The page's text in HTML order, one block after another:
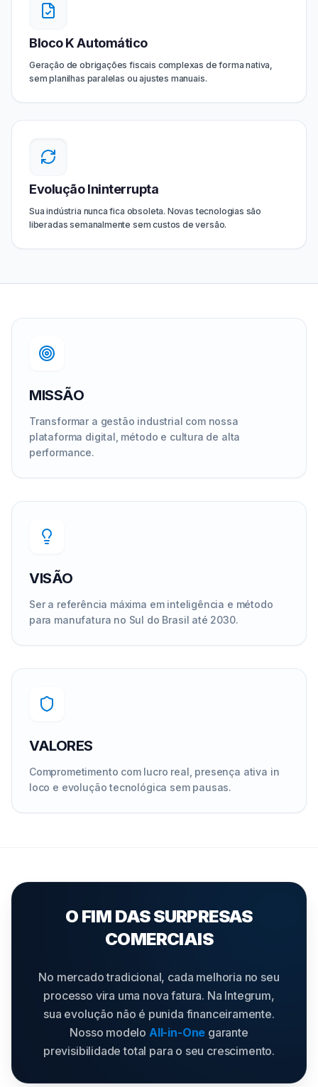
Bloco K Automático
Geração de obrigações fiscais complexas de forma nativa,
sem planilhas paralelas ou ajustes manuais.
Evolução Ininterrupta
Sua indústria nunca fica obsoleta. Novas tecnologias são
liberadas semanalmente sem custos de versão.
MISSÃO
Transformar a gestão industrial com nossa
plataforma digital, método e cultura de alta
performance.
VISÃO
Ser a referência máxima em inteligência e método
para manufatura no Sul do Brasil até 2030.
VALORES
Comprometimento com lucro real, presença ativa in
loco e evolução tecnológica sem pausas.
O FIM DAS SURPRESAS
COMERCIAIS
No mercado tradicional, cada melhoria no seu
processo vira uma nova fatura. Na Integrum,
sua evolução não é punida financeiramente.
Nosso modelo All-in-One garante
previsibilidade total para o seu crescimento.